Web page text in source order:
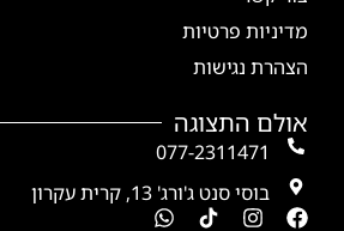
מדיניות פרטיות
הצהרת נגישות
אולם התצוגה
077-2311471
בוסי סנט ג'ורג' 13, קרית עקרון